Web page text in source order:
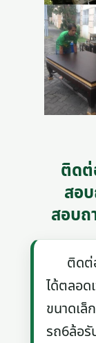
ติดต่
สอ
สอบถ
ติดต่อ
ได้ตลอด
ขนาดเล็
รถ6ล้อรั